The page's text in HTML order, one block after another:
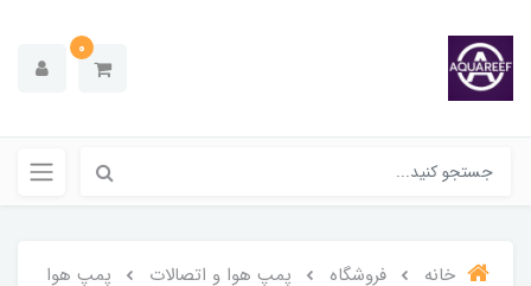
0
خانه فروشگاه پمپ هوا و اتصالات
پمپ هوا